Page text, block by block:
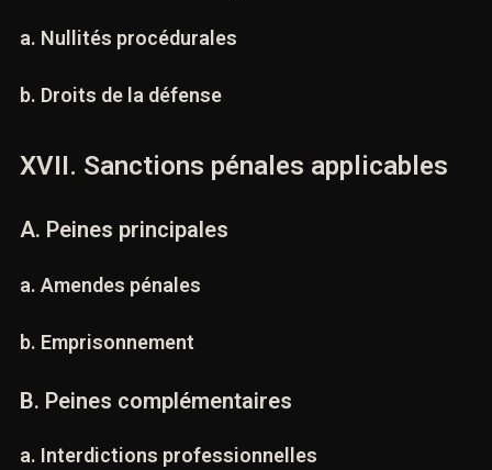
B. Contestation de la preuve
a. Nullités procédurales
XVII. Sanctions pénales applicables
A. Peines principales
a. Amendes pénales
b. Emprisonnement
B. Peines complémentaires